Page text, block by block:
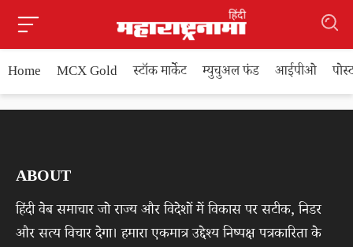
Home MCX Gold स्टॉक मार्केट म्युचुअल फंड आईपीओ
ABOUT
हिंदी वेब समाचार जो राज्य और विदेशों में विकास पर सटीक, निडर
और सत्य विचार देगा। हमारा एकमात्र उद्देश्य निष्पक्ष पत्रकारिता के